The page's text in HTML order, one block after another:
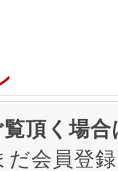
頂く場
だ会員登